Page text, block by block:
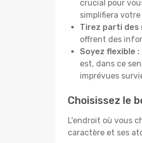
crucial pour
simplifiera
Tirez parti des
offrent des
Soyez flexible :
est, dans ce
imprévues
Choisissez le
L'endroit où vous
caractère et ses